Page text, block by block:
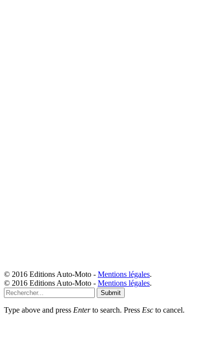
© 2016 Editions Auto-Moto - Mentions légales.
© 2016 Editions Auto-Moto - Mentions légales.
Submit
Type above and press Enterto search. Press Esc to cancel.